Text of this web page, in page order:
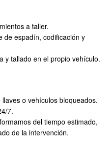
a taller.
de espadín, codificación y
y tallado en el propio vehículo.
o vehículos bloqueados.
7.
del tiempo estimado,
de la intervención.